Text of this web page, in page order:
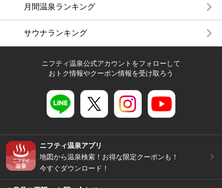
月間温泉ランキング
サウナランキング
ニフティ温泉公式アカウントをフォローして
おトク情報やクーポン情報を受け取ろう
ニフティ温泉アプリ
地図から温泉検索！お得な限定クーポンも！
今すぐダウンロード！